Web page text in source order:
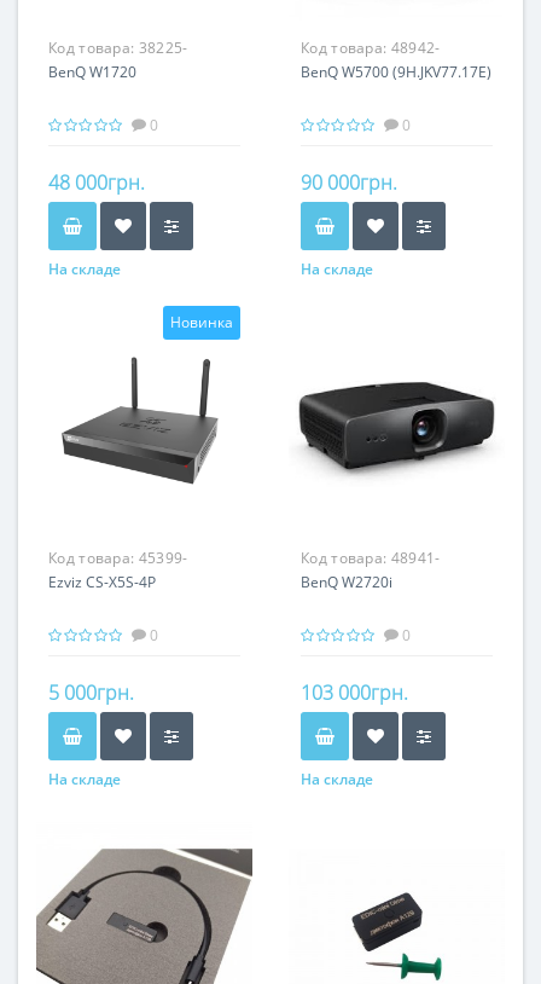
Код товара: 38225-
BenQ W1720
0
48 000грн.
На складе
Код товара: 48942-
BenQ W5700 (9H.JKV77.17E)
0
90 000грн.
На складе
Новинка
Код товара: 45399-
Ezviz CS-X5S-4P
0
5 000грн.
На складе
Код товара: 48941-
BenQ W2720i
0
103 000грн.
На складе